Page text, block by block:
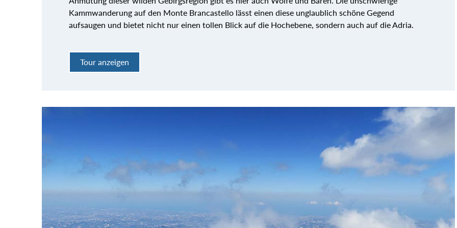
Kammwanderung auf den Monte Brancastello lässt einen diese unglaublich schöne Gegend
aufsaugen und bietet nicht nur einen tollen Blick auf die Hochebene, sondern auch auf die Adria.
Tour anzeigen